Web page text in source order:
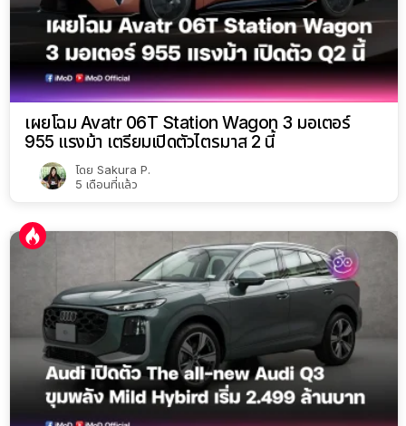
เผยโฉม Avatr 06T Station Wagon 3 มอเตอร์
955 แรงม้า เตรียมเปิดตัวไตรมาส 2 นี้
โดย Sakura P.
5 เดือนที่แล้ว